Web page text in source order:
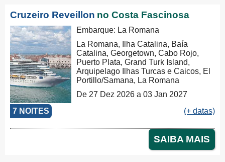
Cruzeiro Reveillon no Costa Fascinosa
7 NOITES
Embarque: La Romana
La Romana, Ilha Catalina, Baía
Catalina, Georgetown, Cabo Rojo,
Puerto Plata, Grand Turk Island,
Arquipelago Ilhas Turcas e Caicos, El
Portillo/Samana, La Romana
De 27 Dez 2026 a 03 Jan 2027
(+ datas)
SAIBA MAIS